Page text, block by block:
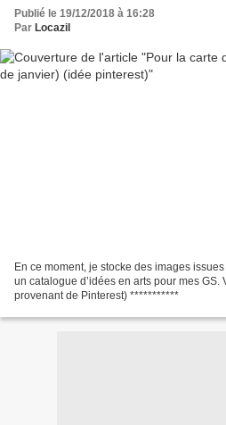
Publié le 19/12/2018 à 16:28
Par Locazil
En ce moment, je stocke des images
un catalogue d’idées en arts pour mes
provenant de Pinterest) ***********